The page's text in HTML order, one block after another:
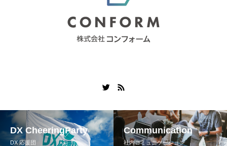
DX CheeringParty
DX 応援団
Communication
社内コミュニケーション